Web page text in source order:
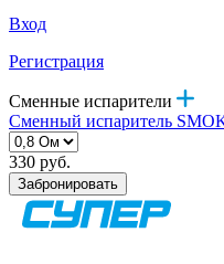
Вход
Регистрация
Сменные испарители
Сменный испаритель
330 руб.
Забронировать